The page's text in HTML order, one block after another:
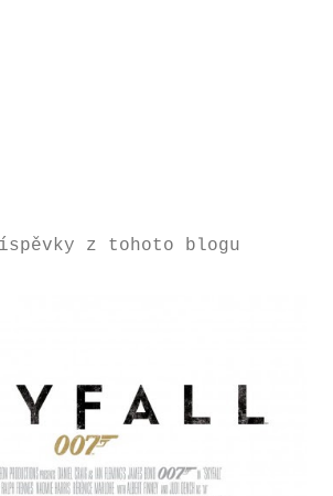
z tohoto blogu